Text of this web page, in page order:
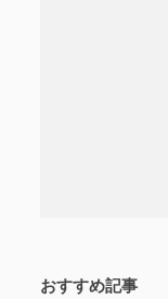
おすすめ記事